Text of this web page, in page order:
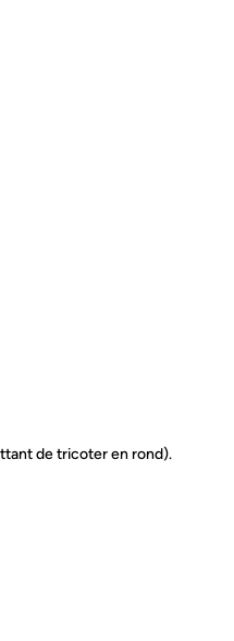
de tricoter en rond).